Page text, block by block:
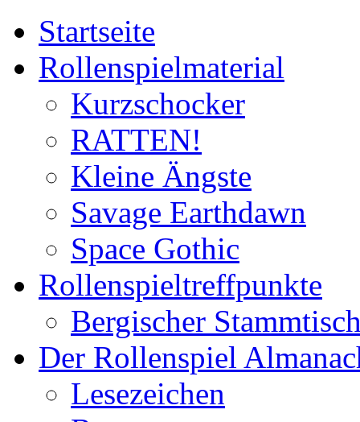
Startseite
Rollenspielmaterial
Kurzschocker
RATTEN!
Kleine Ängste
Savage Earthdawn
Space Gothic
Rollenspieltreffpunkte
Bergischer
Der Rollenspiel
Lesezeichen